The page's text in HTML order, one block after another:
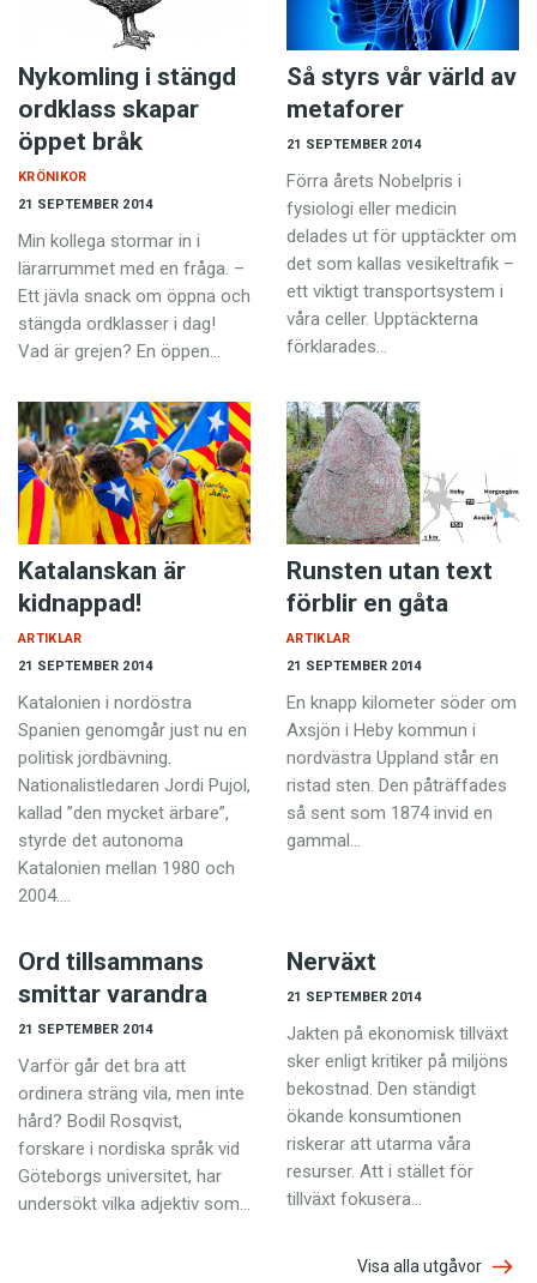
Nykomling i stängd
ordklass skapar
öppet bråk
21 SEPTEMBER 2014
KRÖNIKOR
Min kollega stormar in i
lärarrummet med en fråga. –
Ett jävla snack om öppna och
stängda ordklasser i dag!
Vad är grejen? En öppen…
Så styrs vår värld av
metaforer
21 SEPTEMBER 2014
Förra årets Nobelpris i
fysiologi eller medicin
delades ut för upptäckter om
det som kallas vesikeltrafik –
ett viktigt transportsystem i
våra celler. Upptäckterna
förklarades…
Katalanskan är
kidnappad!
21 SEPTEMBER 2014
ARTIKLAR
Katalonien i nordöstra
Spanien genomgår just nu en
politisk jordbävning.
Nationalistledaren Jordi Pujol,
kallad ”den mycket ärbare”,
styrde det autonoma
Katalonien mellan 1980 och
2004.…
Runsten utan text
förblir en gåta
21 SEPTEMBER 2014
ARTIKLAR
En knapp kilometer söder om
Axsjön i Heby kommun i
nordvästra Uppland står en
ristad sten. Den påträffades
så sent som 1874 invid en
gammal…
Ord tillsammans
smittar varandra
21 SEPTEMBER 2014
Varför går det bra att
ordinera sträng vila, men inte
hård? Bodil Rosqvist,
forskare i nordiska språk vid
Göteborgs universitet, har
undersökt vilka adjektiv som…
Nerväxt
21 SEPTEMBER 2014
Jakten på ekonomisk tillväxt
sker enligt kritiker på miljöns
bekostnad. Den ständigt
ökande konsumtionen
riskerar att utarma våra
resurser. Att i stället för
tillväxt fokusera…
Visa alla utgåvor